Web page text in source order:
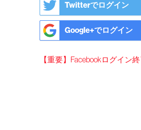
Twitterでログイン
Google+でログイン
【重要】Facebookログイン